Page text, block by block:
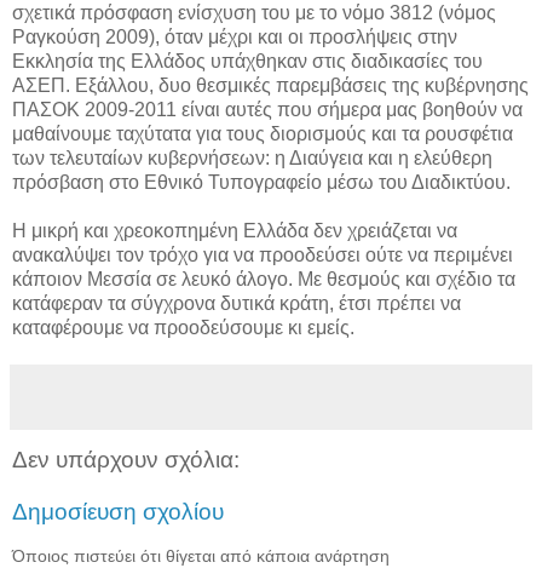
σχετικά πρόσφαση ενίσχυση του με το νόμο 3812 (νόμος
Ραγκούση 2009), όταν μέχρι και οι προσλήψεις στην
Εκκλησία της Ελλάδος υπάχθηκαν στις διαδικασίες του
ΑΣΕΠ. Εξάλλου, δυο θεσμικές παρεμβάσεις της κυβέρνησης
ΠΑΣΟΚ 2009-2011 είναι αυτές που σήμερα μας βοηθούν να
μαθαίνουμε ταχύτατα για τους διορισμούς και τα ρουσφέτια
των τελευταίων κυβερνήσεων: η Διαύγεια και η ελεύθερη
πρόσβαση στο Εθνικό Τυπογραφείο μέσω του Διαδικτύου.
Η μικρή και χρεοκοπημένη Ελλάδα δεν χρειάζεται να
ανακαλύψει τον τρόχο για να προοδεύσει ούτε να περιμένει
κάποιον Μεσσία σε λευκό άλογο. Με θεσμούς και σχέδιο τα
κατάφεραν τα σύγχρονα δυτικά κράτη, έτσι πρέπει να
καταφέρουμε να προοδεύσουμε κι εμείς.
Δεν υπάρχουν σχόλια:
Δημοσίευση σχολίου
Όποιος πιστεύει ότι θίγεται από κάποια ανάρτηση